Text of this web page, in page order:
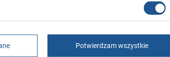
Potwierdzam wszystkie